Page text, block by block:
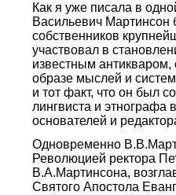
Как я уже писала в
Васильевич
собственников
участвовал в
известным антикваром,
образе мыслей и
и тот факт, что он был
лингвиста и этнографа
основателей и
Одновременно
Революцией ректора
В.А.Мартинсона,
Святого Апостола